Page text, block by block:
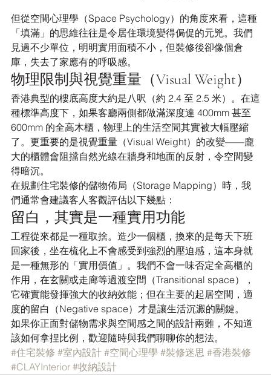
但從空間心理學（Space Psychology）的角度來看，這種
「填滿」的思維往往是令居住環境變得侷促的元兇。我們
見過不少單位，明明實用面積不小，但裝修後卻像個倉
庫，失去了家應有的呼吸感。
物理限制與視覺重量（Visual Weight）
香港典型的樓底高度大約是八呎（約 2.4 至 2.5 米）。在這
種標準高度下，如果客廳兩側都做滿深度達 400mm 甚至
600mm 的全高木櫃，物理上的生活空間其實被大幅壓縮
了。更重要的是視覺重量（Visual Weight）的改變——龐
大的櫃體會阻擋自然光線在牆身和地面的反射，令空間變
得暗沉。
在規劃住宅裝修的儲物佈局（Storage Mapping）時，我
們通常會建議客人客觀評估以下幾點：
留白，其實是一種實用功能
工程從來都是一種取捨。造少一個櫃，換來的是每天下班
回家後，坐在梳化上不會感受到強烈的壓迫感，這本身就
是一種無形的「實用價值」。我們不會一味否定全高櫃的
作用，在玄關或走廊等過渡空間（Transitional space），
它確實能發揮強大的收納效能；但在主要的起居空間，適
度的留白（Negative space）才是讓生活沉澱的關鍵。
如果你正面對儲物需求與空間感之間的設計兩難，不知道
該如何拿捏比例，歡迎隨時與我們聊聊你的想法。
#住宅裝修 #室內設計 #空間心理學 #裝修迷思 #香港裝修
#CLAYInterior #收納設計